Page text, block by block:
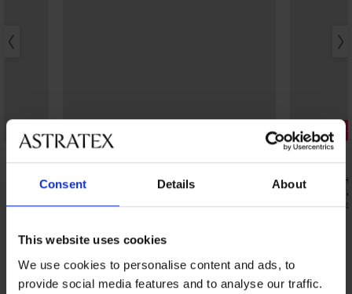
Consent Details About
This website uses cookies
We use cookies to personalise content and ads, to
provide social media features and to analyse our traffic.
-20% BRA20
Смаляващ сутиен Spacer 3D Gia
Minimizer
49,99 €(97,77 лв.)
Отстъпка
Горнище
костюм
34,99 €